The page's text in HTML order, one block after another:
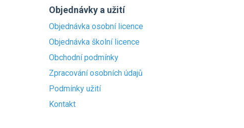
Objednávky a užití
Objednávka osobní licence
Objednávka školní licence
Obchodní podmínky
Zpracování osobních údajů
Podmínky užití
Kontakt